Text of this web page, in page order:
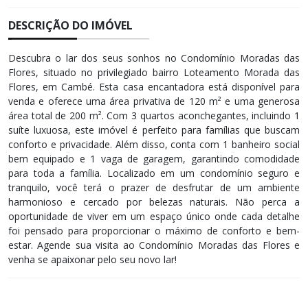
DESCRIÇÃO DO IMÓVEL
Descubra o lar dos seus sonhos no Condomínio Moradas das
Flores, situado no privilegiado bairro Loteamento Morada das
Flores, em Cambé. Esta casa encantadora está disponível para
venda e oferece uma área privativa de 120 m² e uma generosa
área total de 200 m². Com 3 quartos aconchegantes, incluindo 1
suíte luxuosa, este imóvel é perfeito para famílias que buscam
conforto e privacidade. Além disso, conta com 1 banheiro social
bem equipado e 1 vaga de garagem, garantindo comodidade
para toda a família. Localizado em um condomínio seguro e
tranquilo, você terá o prazer de desfrutar de um ambiente
harmonioso e cercado por belezas naturais. Não perca a
oportunidade de viver em um espaço único onde cada detalhe
foi pensado para proporcionar o máximo de conforto e bem-
estar. Agende sua visita ao Condomínio Moradas das Flores e
venha se apaixonar pelo seu novo lar!